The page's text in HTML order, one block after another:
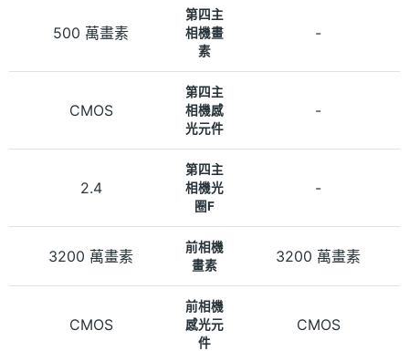
500 萬畫素
第四主
相機畫
素
-
CMOS
第四主
相機感
光元件
-
2.4
第四主
相機光
圈F
-
3200 萬畫素
前相機
畫素
3200 萬畫素
CMOS
前相機
感光元
件
CMOS